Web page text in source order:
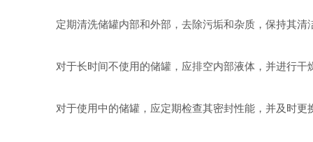
定期清洗储罐内部和外部，去除污垢和杂质，保持其清
对于长时间不使用的储罐，应排空内部液体，并进行干
对于使用中的储罐，应定期检查其密封性能，并及时更